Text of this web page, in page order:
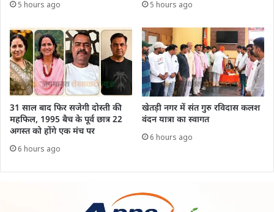
5 hours ago 5 hours ago
31 साल बाद फिर सजेगी दोस्ती की
महफिल, 1995 बैच के पूर्व छात्र 22
अगस्त को होंगे एक मंच पर
6 hours ago
खेतड़ी नगर में संत गुरु रविदास कलश
वंदन यात्रा का स्वागत
6 hours ago